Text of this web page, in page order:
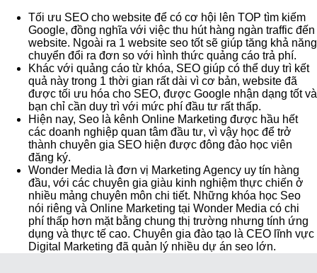
Tối ưu SEO cho website để có cơ hội lên TOP tìm kiếm
Google, đồng nghĩa với việc thu hút hàng ngàn traffic đến
website. Ngoài ra 1 website seo tốt sẽ giúp tăng khả năng
chuyển đổi ra đơn so với hình thức quảng cáo trả phí.
Khác với quảng cáo từ khóa, SEO giúp có thể duy trì kết
quả này trong 1 thời gian rất dài vì cơ bản, website đã
được tối ưu hóa cho SEO, được Google nhận dạng tốt và
bạn chỉ cần duy trì với mức phí đầu tư rất thấp.
Hiện nay, Seo là kênh Online Marketing được hầu hết
các doanh nghiệp quan tâm đầu tư, vì vậy học để trở
thành chuyên gia SEO hiện được đông đảo học viên
đăng ký.
Wonder Media là đơn vị Marketing Agency uy tín hàng
đầu, với các chuyên gia giàu kinh nghiệm thực chiến ở
nhiều mảng chuyên môn chi tiết. Những khóa học Seo
nói riêng và Online Marketing tại Wonder Media có chi
phí thấp hơn mặt bằng chung thị trường nhưng tính ứng
dụng và thực tế cao. Chuyên gia đào tạo là CEO lĩnh vực
Digital Marketing đã quản lý nhiều dự án seo lớn.